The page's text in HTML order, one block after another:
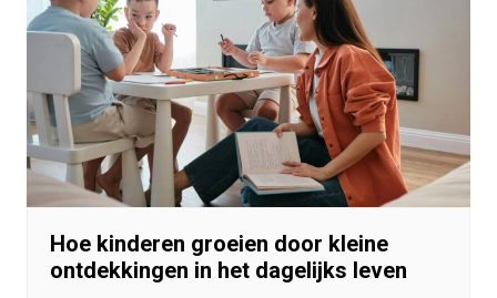
Hoe kinderen groeien door kleine
ontdekkingen in het dagelijks leven